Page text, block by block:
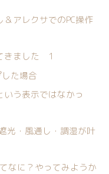
アレクサでのPC操作
きました 1
た場合
う表示ではなかっ
光・風通し・調湿が叶
なに？やってみようか